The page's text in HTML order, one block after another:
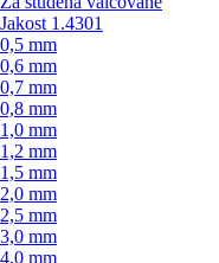
Jakost 1.4301
0,5 mm
0,6 mm
0,7 mm
0,8 mm
1,0 mm
1,2 mm
1,5 mm
2,0 mm
2,5 mm
3,0 mm
4,0 mm